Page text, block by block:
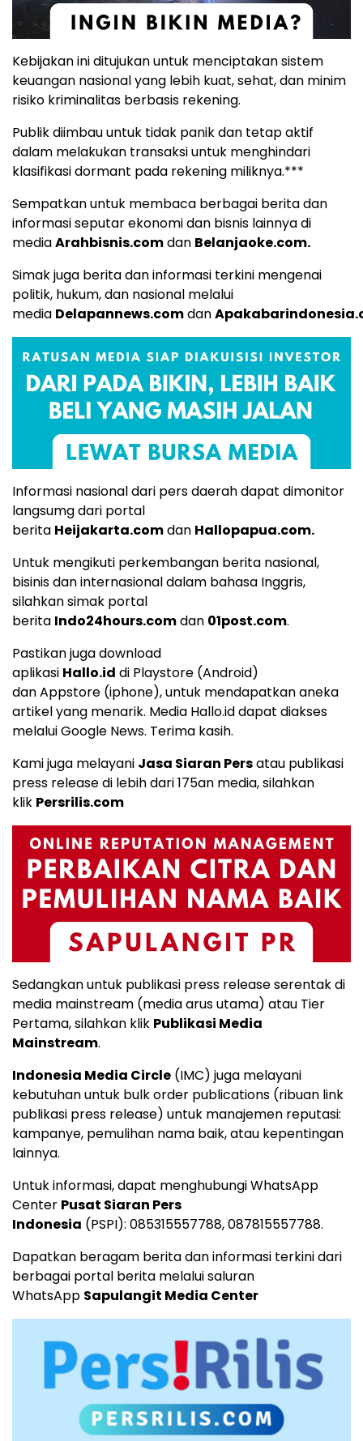
Kebijakan ini ditujukan untuk menciptakan sistem
keuangan nasional yang lebih kuat, sehat, dan minim
risiko kriminalitas berbasis rekening.
Publik diimbau untuk tidak panik dan tetap aktif
dalam melakukan transaksi untuk menghindari
klasifikasi dormant pada rekening miliknya.***
Sempatkan untuk membaca berbagai berita dan
informasi seputar ekonomi dan bisnis lainnya di
mediaArahbisnis.comdan Belanjaoke.com.
Simak juga berita dan informasi terkini mengenai
politik, hukum, dan nasional melalui
media Delapannews.comdan
Informasi nasional dari pers daerah dapat dimonitor
langsumg dari portal
berita Heijakarta.comdan Hallopapua.com.
Untuk mengikuti perkembangan berita nasional,
bisinis dan internasional dalam bahasa Inggris,
silahkan simak portal
berita Indo24hours.comdan 01post.com.
Pastikan juga download
aplikasi Hallo.id di Playstore (Android)
danAppstore (iphone), untuk mendapatkan aneka
artikel yang menarik. Media Hallo.id dapat diakses
melaluiGoogle News. Terima kasih.
Kami juga melayani Jasa Siaran Persatau publikasi
press release di lebih dari 175an media, silahkan
klik Persrilis.com
Sedangkan untuk publikasi press release serentak di
media mainstream (media arus utama) atau Tier
Pertama, silahkan klik Publikasi Media
Mainstream.
Indonesia Media Circle (IMC) juga melayani
kebutuhan untuk bulk order publications (ribuan link
publikasi press release) untuk manajemen reputasi:
kampanye, pemulihan nama baik, atau kepentingan
lainnya.
Untuk informasi, dapat menghubungi WhatsApp
Center Pusat Siaran Pers
Indonesia (PSPI): 085315557788,087815557788.
Dapatkan beragam berita dan informasi terkini dari
berbagai portal berita melalui saluran
WhatsApp Sapulangit Media Center